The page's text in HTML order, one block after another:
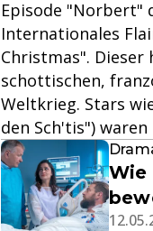
Episode "Norbert"
Internationales
Christmas".
schottischen,
Weltkrieg. Stars
den Sch'tis")
Wie